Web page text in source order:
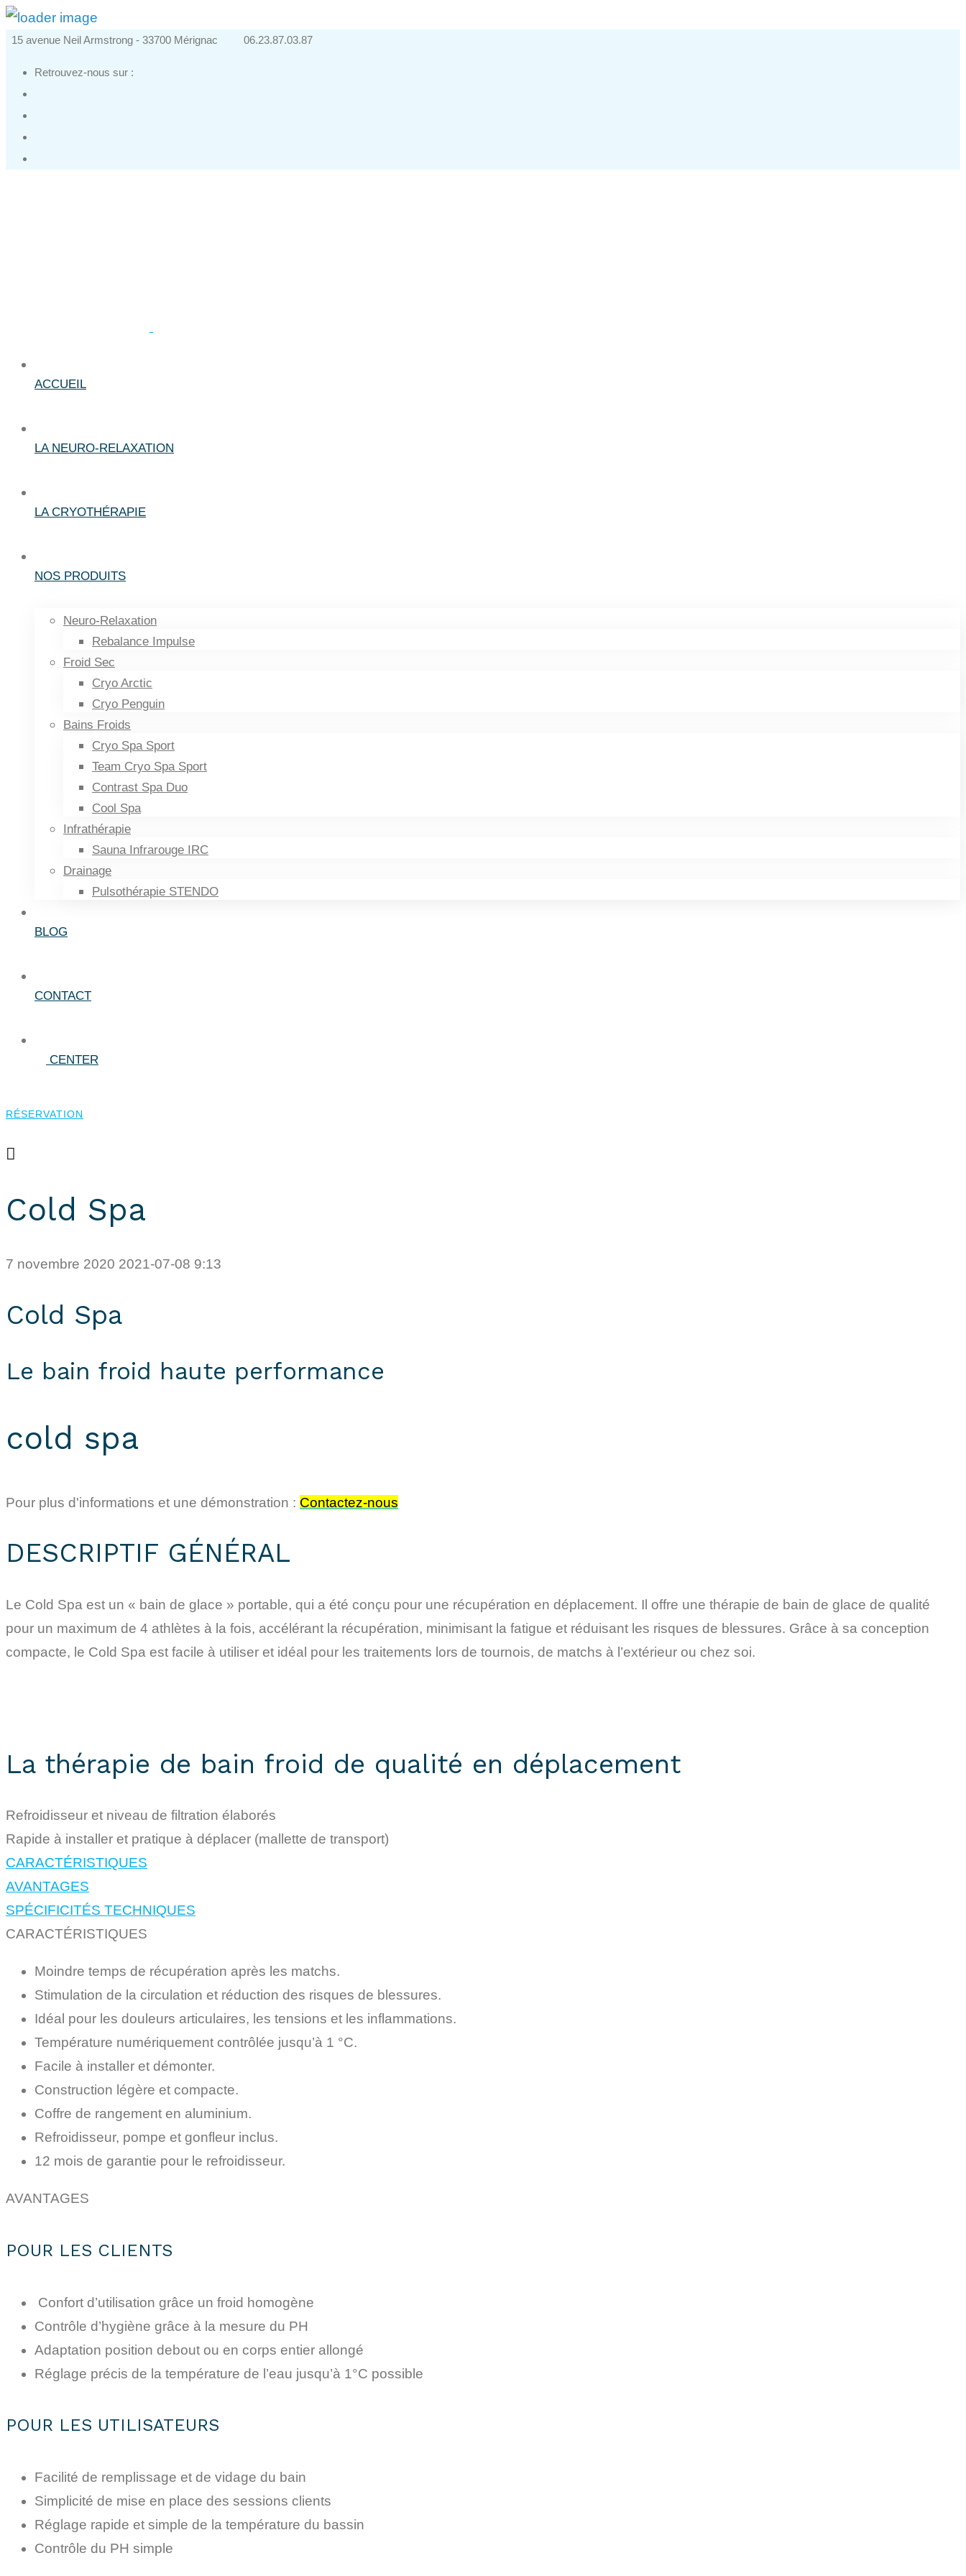
15 avenue Neil Armstrong - 33700 Mérignac 06.23.87.03.87
Retrouvez-nous sur :
ACCUEIL
LA NEURO-RELAXATION
LA CRYOTHÉRAPIE
NOS PRODUITS
Neuro-Relaxation
Rebalance Impulse
Froid Sec
Cryo Arctic
Cryo Penguin
Bains Froids
Cryo Spa Sport
Team Cryo Spa Sport
Contrast Spa Duo
Cool Spa
Infrathérapie
Sauna Infrarouge IRC
Drainage
Pulsothérapie STENDO
BLOG
CONTACT
CENTER
RÉSERVATION
Cold Spa
7 novembre 2020 2021-07-08 9:13
Cold Spa
Le bain froid haute performance
cold spa
Pour plus d'informations et une démonstration : Contactez-nous
DESCRIPTIF GÉNÉRAL
Le Cold Spa est un « bain de glace » portable, qui a été conçu pour une récupération en déplacement. Il offre une thérapie de bain de glace de qualité
pour un maximum de 4 athlètes à la fois, accélérant la récupération, minimisant la fatigue et réduisant les risques de blessures. Grâce à sa conception
compacte, le Cold Spa est facile à utiliser et idéal pour les traitements lors de tournois, de matchs à l’extérieur ou chez soi.
La thérapie de bain froid de qualité en déplacement
Refroidisseur et niveau de filtration élaborés
Rapide à installer et pratique à déplacer (mallette de transport)
CARACTÉRISTIQUES
AVANTAGES
SPÉCIFICITÉS TECHNIQUES
CARACTÉRISTIQUES
Moindre temps de récupération après les matchs.
Stimulation de la circulation et réduction des risques de blessures.
Idéal pour les douleurs articulaires, les tensions et les inflammations.
Température numériquement contrôlée jusqu’à 1 °C.
Facile à installer et démonter.
Construction légère et compacte.
Coffre de rangement en aluminium.
Refroidisseur, pompe et gonfleur inclus.
12 mois de garantie pour le refroidisseur.
AVANTAGES
POUR LES CLIENTS
Confort d’utilisation grâce un froid homogène
Contrôle d’hygiène grâce à la mesure du PH
Adaptation position debout ou en corps entier allongé
Réglage précis de la température de l’eau jusqu’à 1°C possible
POUR LES UTILISATEURS
Facilité de remplissage et de vidage du bain
Simplicité de mise en place des sessions clients
Réglage rapide et simple de la température du bassin
Contrôle du PH simple